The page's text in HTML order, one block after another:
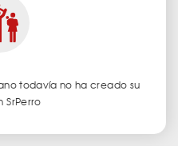
todavía no ha creado su
SrPerro